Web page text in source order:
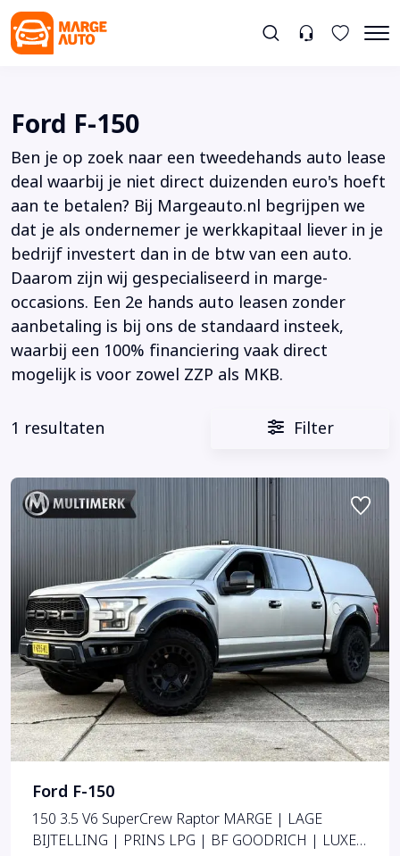
Ford F-150
Ben je op zoek naar een tweedehands auto lease
deal waarbij je niet direct duizenden euro's hoeft
aan te betalen? Bij Margeauto.nl begrijpen we
dat je als ondernemer je werkkapitaal liever in je
bedrijf investert dan in de btw van een auto.
Daarom zijn wij gespecialiseerd in marge-
occasions. Een 2e hands auto leasen zonder
aanbetaling is bij ons de standaard insteek,
waarbij een 100% financiering vaak direct
mogelijk is voor zowel ZZP als MKB.
1 resultaten Filter
Ford F-150
150 3.5 V6 SuperCrew Raptor MARGE | LAGE
BIJTELLING | PRINS LPG | BF GOODRICH | LUXE